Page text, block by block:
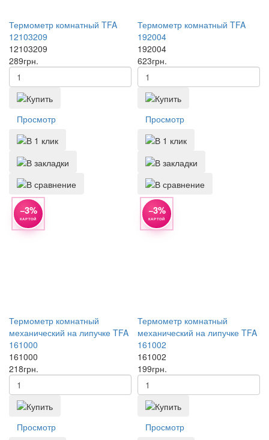
Термометр комнатный TFA
12103209
12103209
289грн.
Просмотр
Термометр комнатный TFA
192004
192004
623грн.
Просмотр
−3%
КАРТОЙ
Термометр комнатный
механический на липучке TFA
161000
161000
218грн.
Просмотр
−3%
КАРТОЙ
Термометр комнатный
механический на липучке TFA
161002
161002
199грн.
Просмотр